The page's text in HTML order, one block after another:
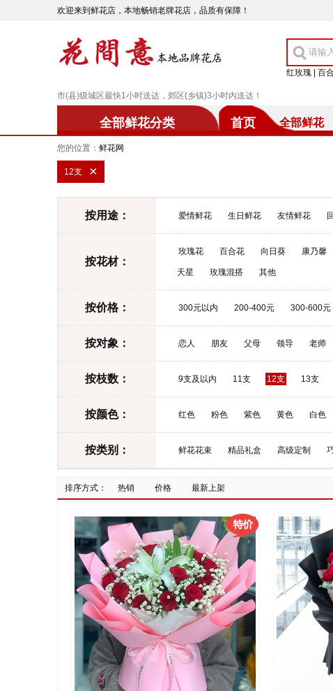
欢迎来到鲜花店，本地畅销老牌花店，品质有保障！
红玫瑰 百
市(县)级城区最快1小时送达，郊区(乡镇)3小时内送达！
全部鲜花分类 首页 全部鲜花
您的位置： 鲜花网
12支 ×
按用途： 爱情鲜花 生日鲜花 友情鲜花
按花材：
玫瑰花 百合花 向日葵 康乃馨
天星 玫瑰混搭 其他
按价格： 300元以内 200-400元 300-600元
按对象： 恋人 朋友 父母 领导 老师
按枝数： 9支及以内 11支 12支 13支
按颜色： 红色 粉色 紫色 黄色 白色
按类别： 鲜花花束 精品礼盒 高级定制
排序方式： 热销 价格 最新上架